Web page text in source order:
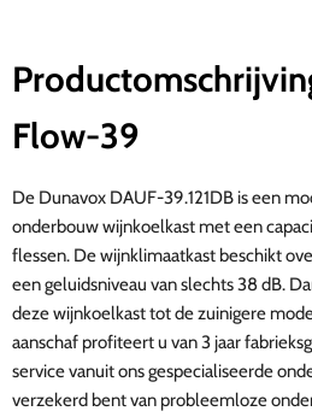
Flow-39
De Dunavox DAUF-39.121DB is een
onderbouw wijnkoelkast met een
flessen. De wijnklimaatkast beschikt
een geluidsniveau van slechts 38 dB.
deze wijnkoelkast tot de zuinigere
aanschaf profiteert u van 3 jaar
service vanuit ons gespecialiseerde
verzekerd bent van probleemloze